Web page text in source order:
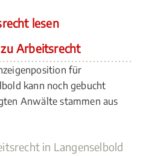
lesen
Arbeitsrecht
für
kann noch gebucht
Anwälte stammen aus
in Langenselbold